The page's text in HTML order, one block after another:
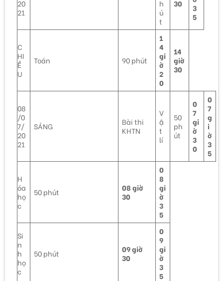
20
21
h
ú
t
30
3
5
C
HI
Ề
U
Toán 90 phút
1
4
gi
ờ
2
0
14
giờ
30
08
/0
7/
20
21
SÁNG
Bài thi
KHTN
V
ậ
t
lí
50
ph
út
0
7
gi
ờ
3
0
0
7
g
i
ờ
3
5
H
óa
họ
c
50 phút
08 giờ
30
0
8
gi
ờ
3
5
Si
n
h
họ
c
50 phút
09 giờ
30
0
9
gi
ờ
3
5